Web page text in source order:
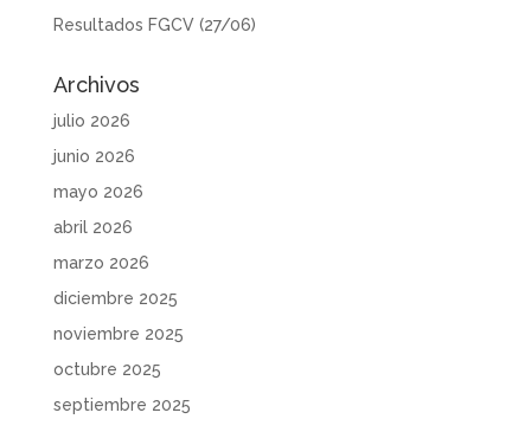
Resultados FGCV (27/06)
Archivos
julio 2026
junio 2026
mayo 2026
abril 2026
marzo 2026
diciembre 2025
noviembre 2025
octubre 2025
septiembre 2025